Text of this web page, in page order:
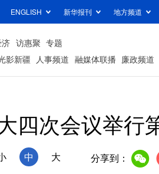
ENGLISH 新华报刊 地方频道
访惠聚 专题
影新疆 人事频道 融媒体联播 廉政频道
四次会议举行
中 大 分享到：